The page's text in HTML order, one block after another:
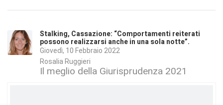
Stalking, Cassazione: “Comportamenti reiterati
possono realizzarsi anche in una sola notte”.
Giovedì, 10 Febbraio 2022
Rosalia Ruggieri
Il meglio della Giurisprudenza 2021